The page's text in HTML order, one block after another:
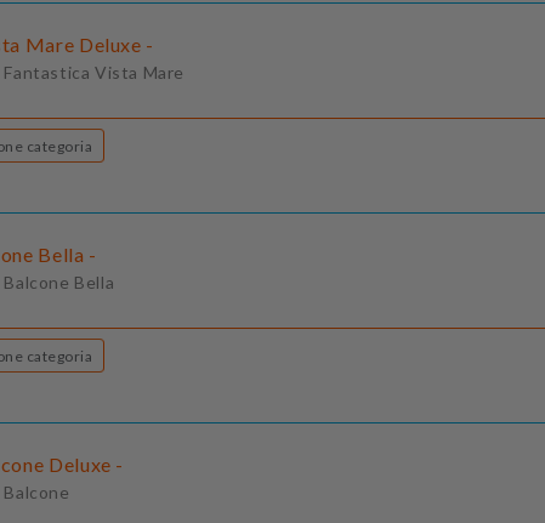
Mare Deluxe -
Fantastica Vista Mare
Descrizione categoria
Bella -
Balcone Bella
Descrizione categoria
Deluxe -
Balcone